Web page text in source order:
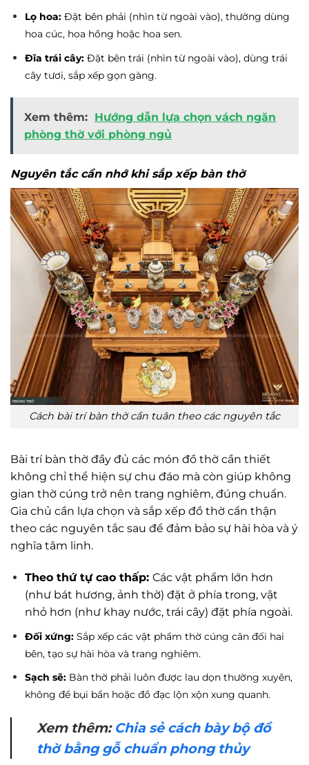
Lọ hoa:Đặt bên phải (nhìn từ ngoài vào), thường dùng
hoa cúc, hoa hồng hoặc hoa sen.
Đĩa trái cây:Đặt bên trái (nhìn từ ngoài vào), dùng trái
cây tươi, sắp xếp gọn gàng.
Xem thêm: Hướng dẫn lựa chọn vách ngăn
phòng thờ với phòng ngủ
Nguyên tắc cần nhớ khi sắp xếp bàn thờ
Cách bài trí bàn thờ cần tuân theo các nguyên tắc
Bài trí bàn thờ đầy đủ các món đồ thờ cần thiết
không chỉ thể hiện sự chu đáo mà còn giúp không
gian thờ cúng trở nên trang nghiêm, đúng chuẩn.
Gia chủ cần lựa chọn và sắp xếp đồ thờ cẩn thận
theo các nguyên tắc sau để đảm bảo sự hài hòa và ý
nghĩa tâm linh.
Theo thứ tự cao thấp: Các vật phẩm lớn hơn
(như bát hương, ảnh thờ) đặt ở phía trong, vật
nhỏ hơn (như khay nước, trái cây) đặt phía ngoài.
Đối xứng: Sắp xếp các vật phẩm thờ cúng cân đối hai
bên, tạo sự hài hòa và trang nghiêm.
Sạch sẽ: Bàn thờ phải luôn được lau dọn thường xuyên,
không để bụi bẩn hoặc đồ đạc lộn xộn xung quanh.
Xem thêm: Chia sẻ cách bày bộ đồ
thờ bằng gỗ chuẩn phong thủy